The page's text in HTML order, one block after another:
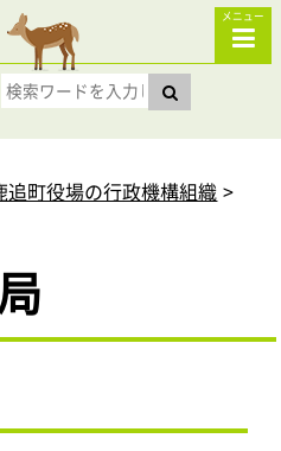
メニュー
追町役場の行政機構組織